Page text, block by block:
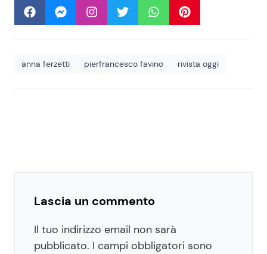
anna ferzetti pierfrancesco favino rivista oggi
Lascia un commento
Il tuo indirizzo email non sarà
pubblicato. I campi obbligatori sono